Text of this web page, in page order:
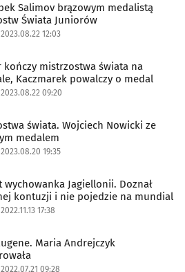
Salimov brązowym medalistą
Świata Juniorów
2023.08.22 12:03
kończy mistrzostwa świata na
Kaczmarek powalczy o medal
2023.08.22 09:20
świata. Wojciech Nowicki ze
medalem
2023.08.20 19:35
wychowanka Jagiellonii. Doznał
kontuzji i nie pojedzie na mundial
2022.11.13 17:38
Maria Andrejczyk
2022.07.21 09:28